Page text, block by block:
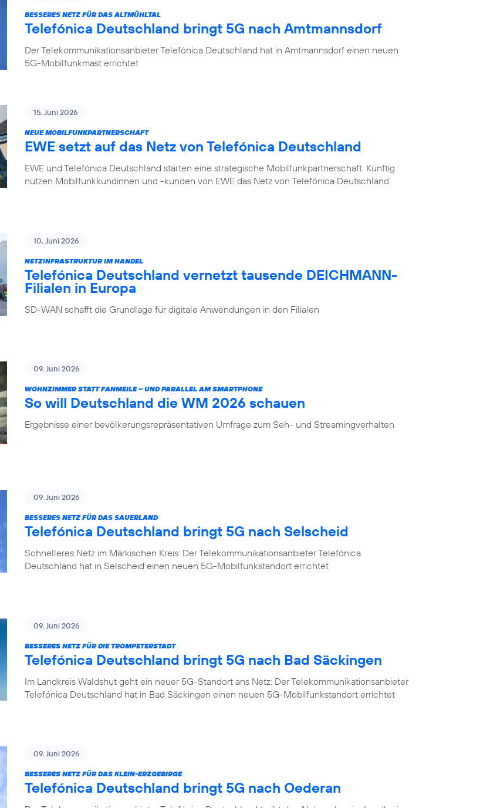
BESSERES NETZ FÜR DAS ALTMÜHLTAL
Telefónica Deutschland bringt 5G nach Amtmannsdorf
Der Telekommunikationsanbieter Telefónica Deutschland hat in Amtmannsdorf einen neuen
5G-Mobilfunkmast errichtet
15. Juni 2026
NEUE MOBILFUNKPARTNERSCHAFT
EWE setzt auf das Netz von Telefónica Deutschland
EWE und Telefónica Deutschland starten eine strategische Mobilfunkpartnerschaft. Künftig
nutzen Mobilfunkkundinnen und -kunden von EWE das Netz von Telefónica Deutschland.
10. Juni 2026
NETZINFRASTRUKTUR IM HANDEL
Telefónica Deutschland vernetzt tausende DEICHMANN-
Filialen in Europa
SD-WAN schafft die Grundlage für digitale Anwendungen in den Filialen
09. Juni 2026
WOHNZIMMER STATT FANMEILE – UND PARALLEL AM SMARTPHONE
So will Deutschland die WM 2026 schauen
Ergebnisse einer bevölkerungsrepräsentativen Umfrage zum Seh- und Streamingverhalten
09. Juni 2026
BESSERES NETZ FÜR DAS SAUERLAND
Telefónica Deutschland bringt 5G nach Selscheid
Schnelleres Netz im Märkischen Kreis: Der Telekommunikationsanbieter Telefónica
Deutschland hat in Selscheid einen neuen 5G-Mobilfunkstandort errichtet
09. Juni 2026
BESSERES NETZ FÜR DIE TROMPETERSTADT
Telefónica Deutschland bringt 5G nach Bad Säckingen
Im Landkreis Waldshut geht ein neuer 5G-Standort ans Netz: Der Telekommunikationsanbieter
Telefónica Deutschland hat in Bad Säckingen einen neuen 5G-Mobilfunkstandort errichtet
09. Juni 2026
BESSERES NETZ FÜR DAS KLEIN-ERZGEBIRGE
Telefónica Deutschland bringt 5G nach Oederan